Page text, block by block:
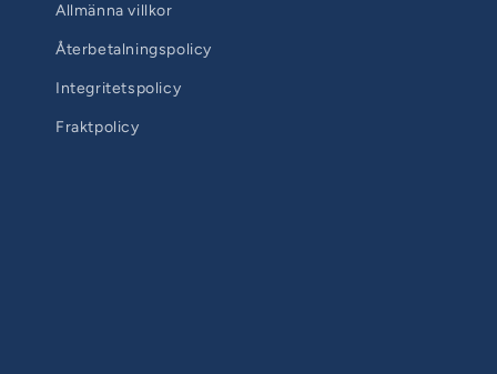
Allmänna villkor
Återbetalningspolicy
Integritetspolicy
Fraktpolicy